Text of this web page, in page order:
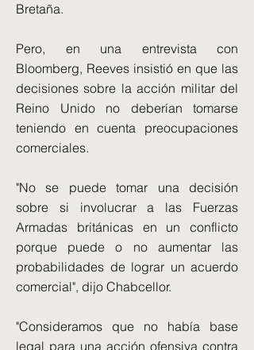
Bretaña.
Pero, en una entrevista con
Bloomberg, Reeves insistió en que las
decisiones sobre la acción militar del
Reino Unido no deberían tomarse
teniendo en cuenta preocupaciones
comerciales.
"No se puede tomar una decisión
sobre si involucrar a las Fuerzas
Armadas británicas en un conflicto
porque puede o no aumentar las
probabilidades de lograr un acuerdo
comercial", dijo Chabcellor.
"Consideramos que no había base
legal para una acción ofensiva contra